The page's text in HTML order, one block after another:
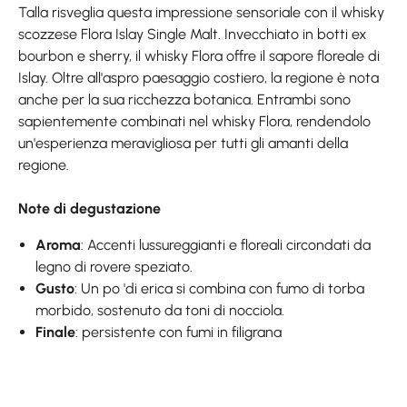
Talla risveglia questa impressione sensoriale con il whisky
scozzese Flora Islay Single Malt. Invecchiato in botti ex
bourbon e sherry, il whisky Flora offre il sapore floreale di
Islay. Oltre all'aspro paesaggio costiero, la regione è nota
anche per la sua ricchezza botanica. Entrambi sono
sapientemente combinati nel whisky Flora, rendendolo
un'esperienza meravigliosa per tutti gli amanti della
regione.
Note di degustazione
Aroma: Accenti lussureggianti e floreali circondati da
legno di rovere speziato.
Gusto: Un po 'di erica si combina con fumo di torba
morbido, sostenuto da toni di nocciola.
Finale: persistente con fumi in filigrana